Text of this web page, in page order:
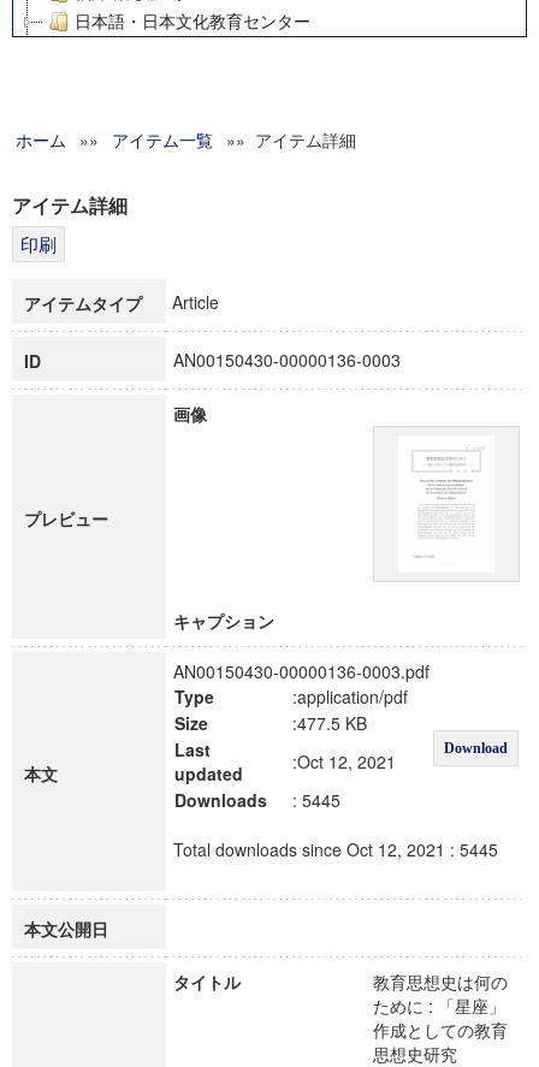
日本語・日本文化教育センター
グローバルリサーチインスティテュート
科学研究費補助金研究成果報告書
博士課程教育リーディングプログラム「超成熟社会発展のサ
ホーム »» アイテム一覧 »» アイテム詳細
アイテム詳細
アイテムタイプ Article
ID AN00150430-00000136-0003
プレビュー
画像
キャプション
本文
AN00150430-00000136-0003.pdf
Type
:application/pdf
Download
Size
:477.5 KB
Last
updated
:Oct 12, 2021
Downloads
: 5445
Total downloads since Oct 12, 2021 : 5445
本文公開日
タイトル
教育思想史は何の
ために : 「星座」
作成としての教育
思想史研究